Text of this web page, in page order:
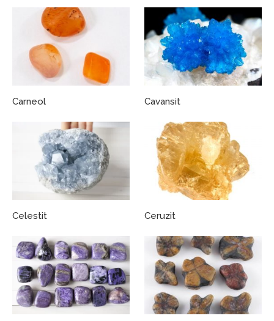
Carneol Cavansit
Celestit Ceruzit